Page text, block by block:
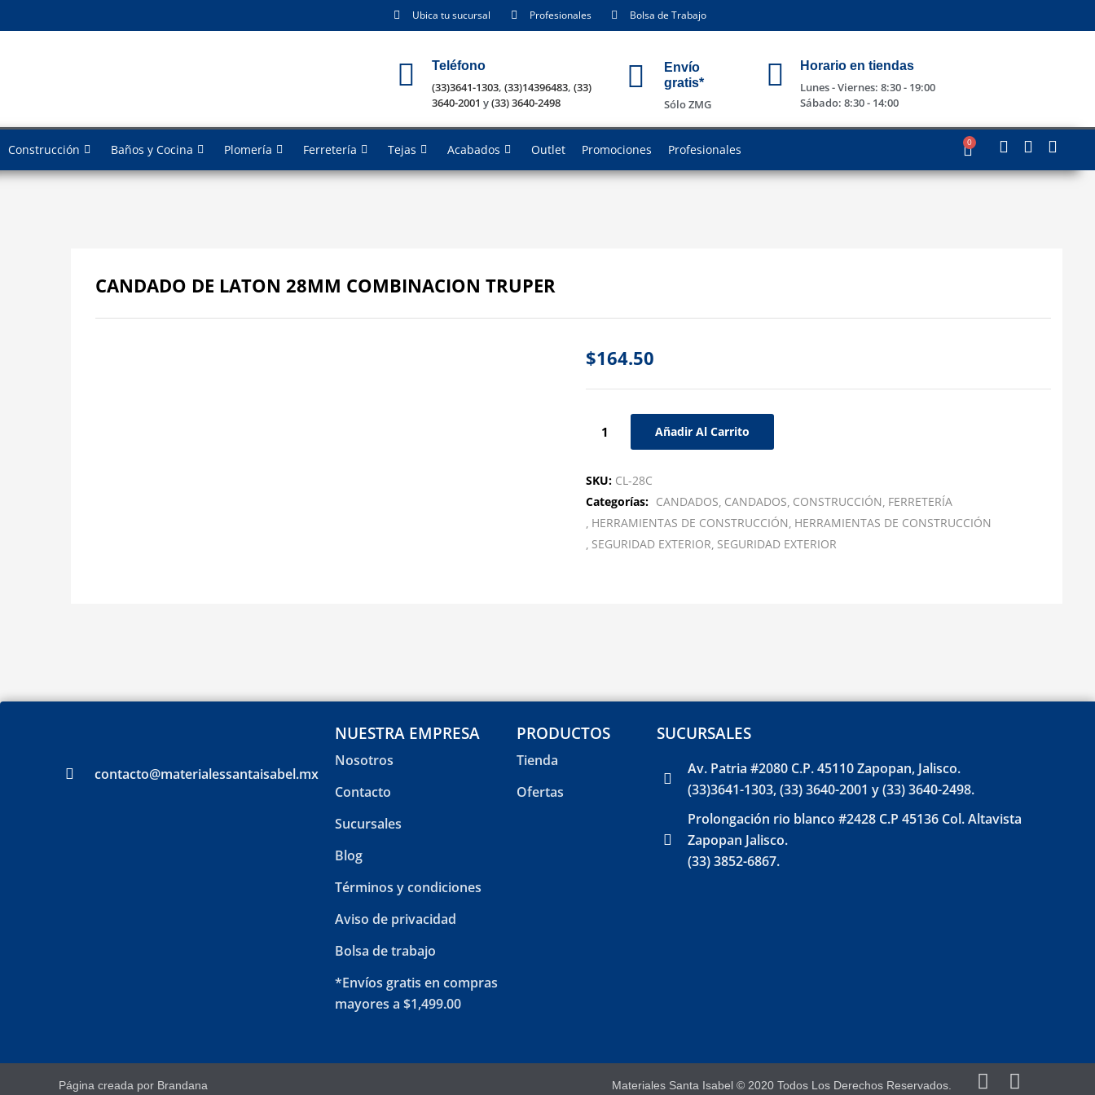
Ubica tu sucursal Profesionales Bolsa de Trabajo
Teléfono
(33)3641-1303, (33)14396483, (33)
3640-2001 y(33) 3640-2498
Envío
gratis*
Sólo ZMG
Horario en tiendas
Lunes - Viernes: 8:30 - 19:00
Sábado: 8:30 - 14:00
Construcción Baños y Cocina Plomería Ferretería Tejas Acabados Outlet Promociones Profesionales 0
CANDADO DE LATON 28MM COMBINACION TRUPER
$164.50
Añadir Al Carrito
SKU: CL-28C
Categorías: CANDADOS CANDADOS CONSTRUCCIÓN FERRETERÍA
HERRAMIENTAS DE CONSTRUCCIÓN HERRAMIENTAS DE CONSTRUCCIÓN
SEGURIDAD EXTERIOR SEGURIDAD EXTERIOR
contacto@materialessantaisabel.mx
NUESTRA EMPRESA
Nosotros
Contacto
Sucursales
Blog
Términos y condiciones
Aviso de privacidad
Bolsa de trabajo
*Envíos gratis en compras
mayores a $1,499.00
PRODUCTOS
Tienda
Ofertas
SUCURSALES
Av. Patria #2080 C.P. 45110 Zapopan, Jalisco.
(33)3641-1303, (33) 3640-2001 y (33) 3640-2498.
Prolongación rio blanco #2428 C.P 45136 Col. Altavista
Zapopan Jalisco.
(33) 3852-6867.
Página creada por Brandana Materiales Santa Isabel © 2020 Todos Los Derechos Reservados.